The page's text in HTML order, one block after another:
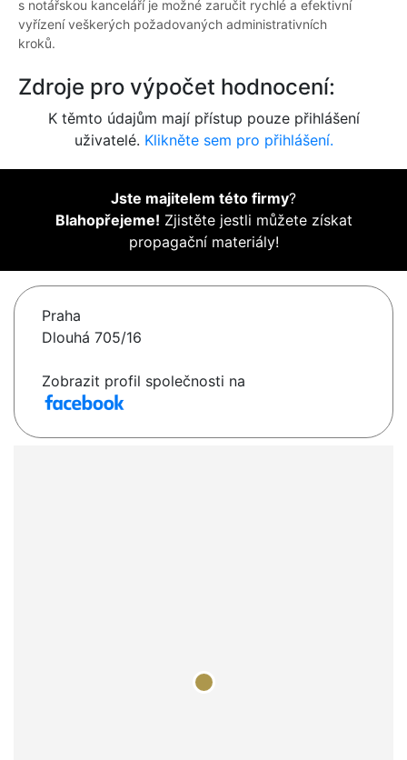
s notářskou kanceláří je možné zaručit rychlé a efektivní
vyřízení veškerých požadovaných administrativních
kroků.
Zdroje pro výpočet hodnocení:
K těmto údajům mají přístup pouze přihlášení
uživatelé. Klikněte sem pro přihlášení.
Jste majitelem této firmy?
Blahopřejeme! Zjistěte jestli můžete získat
propagační materiály!
Praha
Dlouhá 705/16
Zobrazit profil společnosti na